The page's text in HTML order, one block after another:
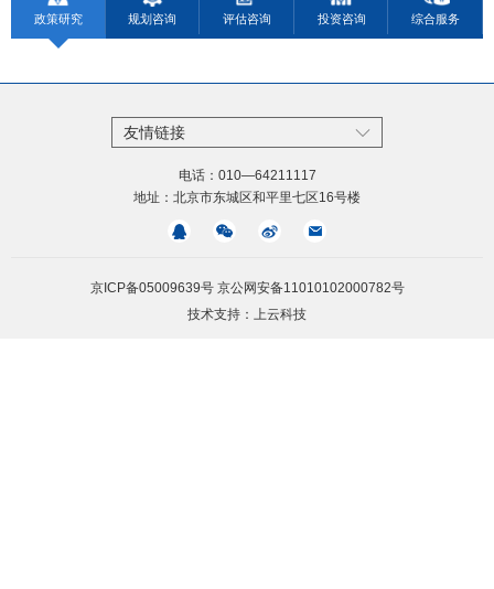
政策研究 规划咨询 评估咨询 投资咨询 综合服务
友情链接
电话：010—64211117
地址：北京市东城区和平里七区16号楼
京ICP备05009639号 京公网安备11010102000782号
技术支持：
上云科技